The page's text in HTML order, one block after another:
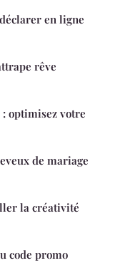
en ligne
rêve
optimisez votre
de mariage
la créativité
code promo